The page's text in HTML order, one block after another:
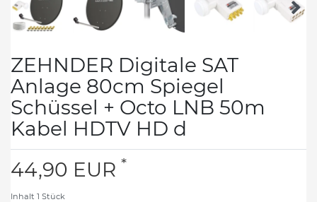
ZEHNDER Digitale SAT
Anlage 80cm Spiegel
Schüssel + Octo LNB 50m
Kabel HDTV HD d
44,90 EUR *
Inhalt 1 Stück